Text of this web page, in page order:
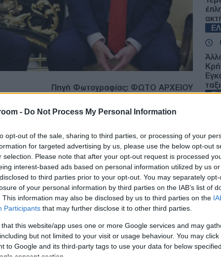
- Do Not Process My Personal Information
opt-out of the sale, sharing to third parties, or processing of your
for targeted advertising by us, please use the below opt-out
selection. Please note that after your opt-out request is processed
interest-based ads based on personal information utilized by us
to third parties prior to your opt-out. You may separately
of your personal information by third parties on the IAB’s list of
This information may also be disclosed by us to third parties on the
Participants that may further disclose it to other third parties.
that this website/app uses one or more Google services and may
but not limited to your visit or usage behaviour. You may
to Google and its third-party tags to use your data for below
consent section.
Πηγή Φωτογραφίας: ΦΩΤΟ ΑΡΧΕΙΟΥ
Κάρολ Ναβρότσκι, ευχαρίστησε τον
Τραμπ για την ενίσχυση της
παρουσίας στην Πολωνία, μετά την
αμερικανικών δυνάμεων στη χώρα.
μέσω ανάρτησής του στην πλατφόρμα Truth
στρατιωτικών στην Πολωνία,
διατηρεί με τον Πολωνό πρόεδρο.
ότι οι ΗΠΑ θα στείλουν επιπλέον
ανέφερε χαρακτηριστικά ο Αμερικανός
σε
από